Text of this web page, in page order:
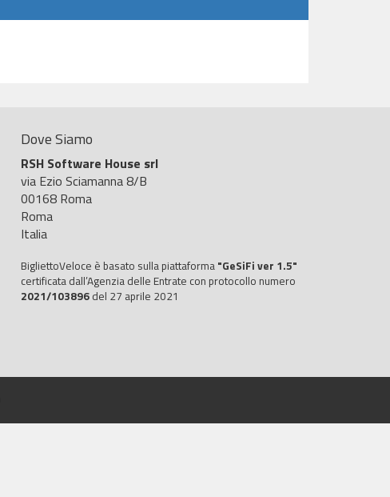
Dove Siamo
RSH Software House srl
via Ezio Sciamanna 8/B
00168 Roma
Roma
Italia
BigliettoVeloce è basato sulla piattaforma "GeSiFi ver 1.5"
certificata dall’Agenzia delle Entrate con protocollo numero
2021/103896 del 27 aprile 2021